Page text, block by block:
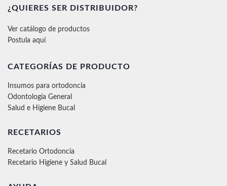
¿QUIERES SER DISTRIBUIDOR?
Ver catálogo de productos
Postula aquí
CATEGORÍAS DE PRODUCTO
Insumos para ortodoncia
Odontología General
Salud e Higiene Bucal
RECETARIOS
Recetario Ortodoncia
Recetario Higiene y Salud Bucal